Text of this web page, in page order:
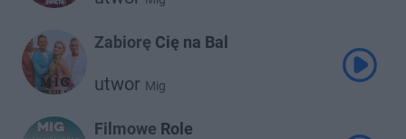
Zabiorę Cię na Bal
utwor Mig
Filmowe Role